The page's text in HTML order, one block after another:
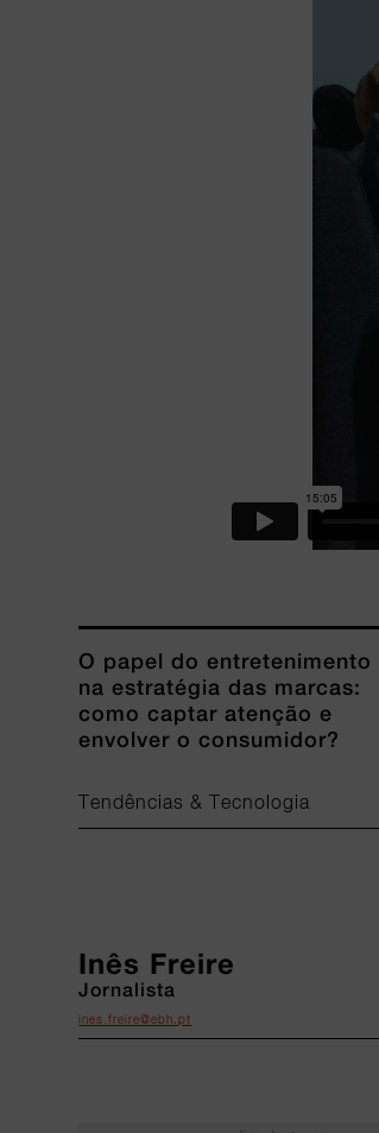
O papel do entretenimento
na estratégia das marcas:
como captar atenção e
envolver o consumidor?
Tendências & Tecnologia
Inês Freire
Jornalista
ines.freire@ebh.pt